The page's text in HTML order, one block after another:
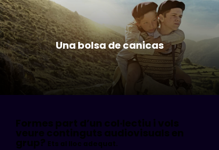
Una bolsa de canicas
Formes part d’un col·lectiu i vols
veure continguts audiovisuals en
grup? Ets al lloc adequat.